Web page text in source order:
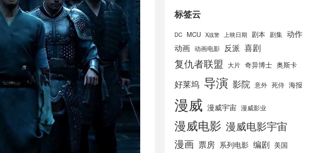
标签云
DC MCU X战警 上映日期 剧本 剧集 动作
动画 动画电影 反派 喜剧
复仇者联盟 大片 奇异博士 奥斯卡
好莱坞 导演 影院 意外 死侍 海报
漫威 漫威宇宙 漫威影业
漫威电影 漫威电影宇宙
漫画 票房 系列电影 编剧 美国